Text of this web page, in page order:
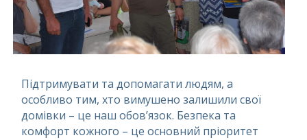
Підтримувати та допомагати людям, а
особливо тим, хто вимушено залишили свої
домівки – це наш обов’язок. Безпека та
комфорт кожного – це основний пріоритет